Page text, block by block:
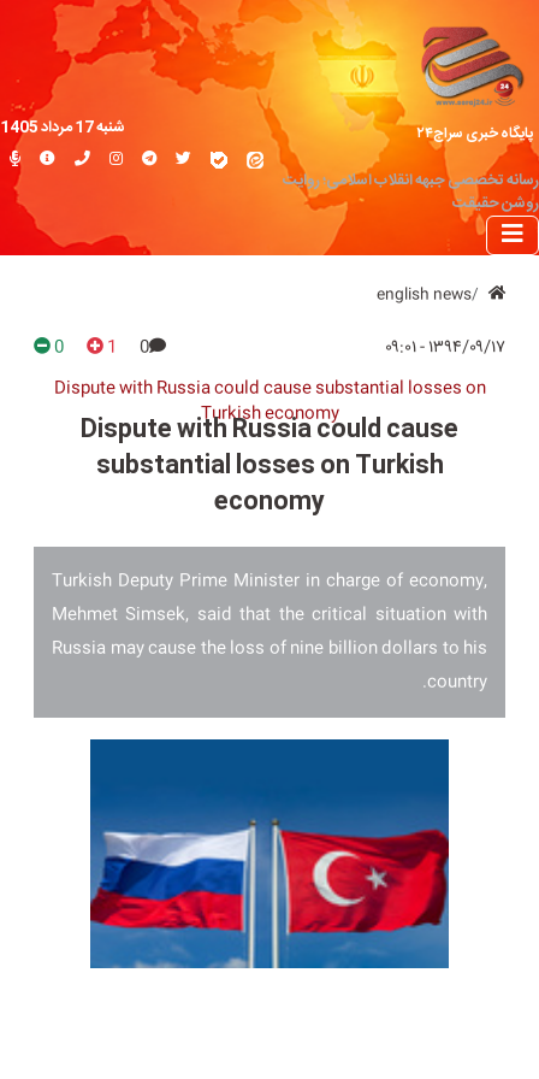
پایگاه خبری سراج۲۴
رسانه تخصصی جبهه انقلاب اسلامی؛ روایت
روشن حقیقت
شنبه 17 مرداد 1405
english news
۱۳۹۴/۰۹/۱۷ - ۰۹:۰۱ 0
1
0
Dispute with Russia could cause substantial losses on
Turkish economy
Dispute with Russia could cause
substantial losses on Turkish
economy
Turkish Deputy Prime Minister in charge of economy,
Mehmet Simsek, said that the critical situation with
Russia may cause the loss of nine billion dollars to his
country.